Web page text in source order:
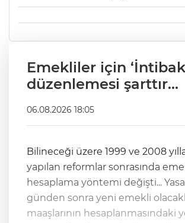
Emekliler için
düzenlemesi şarttır...
06.08.2026 18:05
Bilineceği üzere 1999 ve 2008
yapılan reformlar sonrasında
hesaplama yöntemi değişti... Yasanın çıktığı
günden sonra yeni emekli
maaşlarının hesaplanmasındaki